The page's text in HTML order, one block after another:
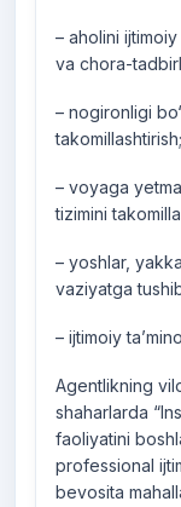
– aholini
va chora-
– nogironligi
takomillashtirish;
– voyaga
tizimini
– yoshlar,
vaziyatga
– ijtimoiy
Agentlikning
shaharlarda
faoliyatini
professional
bevosita